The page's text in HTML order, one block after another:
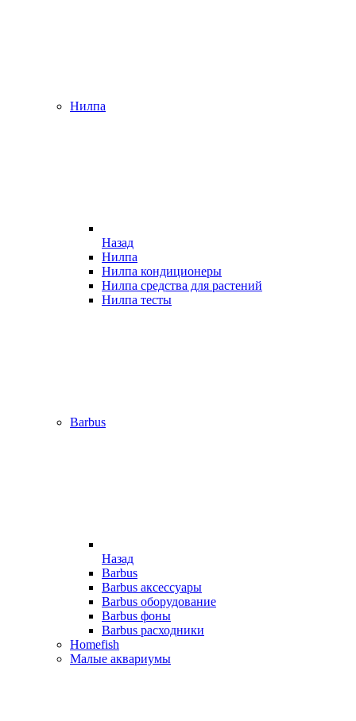
Нилпа
Назад
Нилпа
Нилпа кондиционеры
Нилпа средства для растений
Нилпа тесты
Barbus
Назад
Barbus
Barbus аксессуары
Barbus оборудование
Barbus фоны
Barbus расходники
Homefish
Малые аквариумы